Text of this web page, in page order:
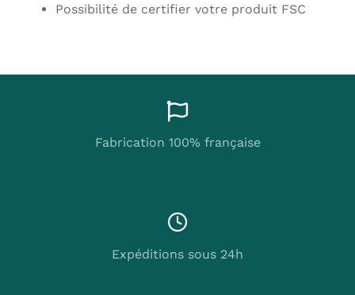
Possibilité de certifier votre produit FSC
Fabrication 100% française
Expéditions sous 24h